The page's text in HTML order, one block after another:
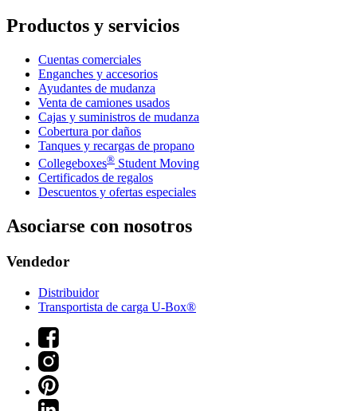
Productos y servicios
Cuentas comerciales
Enganches y accesorios
Ayudantes de mudanza
Venta de camiones usados
Cajas y suministros de mudanza
Cobertura por daños
Tanques y recargas de propano
Collegeboxes® Student Moving
Certificados de regalos
Descuentos y ofertas especiales
Asociarse con nosotros
Vendedor
Distribuidor
Transportista de carga U-Box®